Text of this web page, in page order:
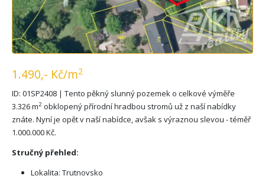
1.490,- Kč/m2
ID: 01SP2408 | Tento pěkný slunný pozemek o celkové výměře
3.326 m2 obklopený přírodní hradbou stromů už z naší nabídky
znáte. Nyní je opět v naší nabídce, avšak s výraznou slevou - téměř
1.000.000 Kč.
Stručný přehled:
Lokalita: Trutnovsko